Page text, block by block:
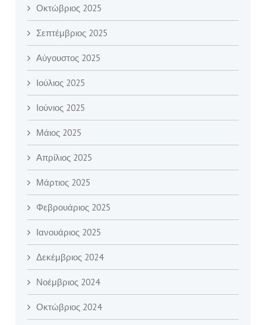
Οκτώβριος 2025
Σεπτέμβριος 2025
Αύγουστος 2025
Ιούλιος 2025
Ιούνιος 2025
Μάιος 2025
Απρίλιος 2025
Μάρτιος 2025
Φεβρουάριος 2025
Ιανουάριος 2025
Δεκέμβριος 2024
Νοέμβριος 2024
Οκτώβριος 2024